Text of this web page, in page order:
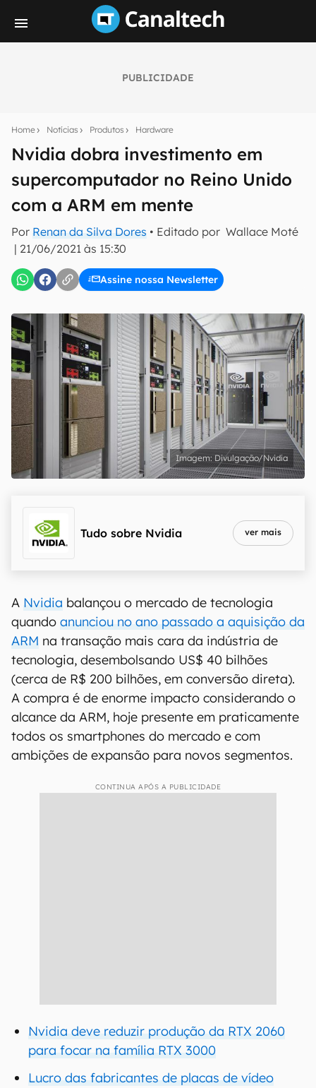
PUBLICIDADE
Home Notícias Produtos Hardware
Nvidia dobra investimento em
supercomputador no Reino Unido
com a ARM em mente
Por Renan da Silva Dores • Editado por Wallace Moté
| 21/06/2021 às 15:30
Assine nossa Newsletter
notícias e reviews sobre tecnologia em primeira
mão.
E-mail
inscreva-se
Confirmo que li, aceito e concordo com os Termos de
Uso e Política de Privacidade do Canaltech.
Divulgação/Nvidia
Tudo sobre Nvidia ver mais
A Nvidia balançou o mercado de tecnologia
quando anunciou no ano passado a aquisição da
ARM na transação mais cara da indústria de
tecnologia, desembolsando US$ 40 bilhões
(cerca de R$ 200 bilhões, em conversão direta).
A compra é de enorme impacto considerando o
alcance da ARM, hoje presente em praticamente
todos os smartphones do mercado e com
ambições de expansão para novos segmentos.
CONTINUA APÓS A PUBLICIDADE
Nvidia deve reduzir produção da RTX 2060
para focar na família RTX 3000
Lucro das fabricantes de placas de vídeo